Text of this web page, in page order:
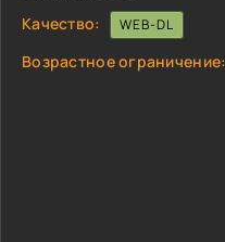
Качество:
WEB-DL
Возрастное ограничение: